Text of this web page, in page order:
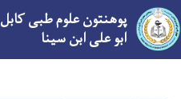
پوهنتون علوم طبی کابل
ابو علی ابن سینا